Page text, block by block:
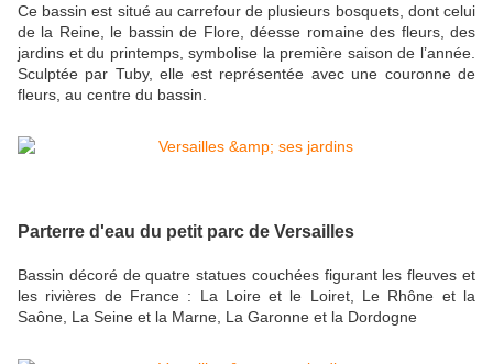
Ce bassin est situé au carrefour de plusieurs bosquets, dont celui
de la Reine, le bassin de Flore, déesse romaine des fleurs, des
jardins et du printemps, symbolise la première saison de l’année.
Sculptée par Tuby, elle est représentée avec une couronne de
fleurs, au centre du bassin.
Parterre d'eau du petit parc de Versailles
Bassin décoré de quatre statues couchées figurant les fleuves et
les rivières de France : La Loire et le Loiret, Le Rhône et la
Saône, La Seine et la Marne, La Garonne et la Dordogne